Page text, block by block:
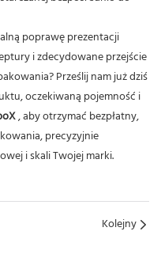
poprawę prezentacji
i zdecydowane przejście
Prześlij nam już dziś
oczekiwaną pojemność i
, aby otrzymać bezpłatny,
precyzyjnie
i skali Twojej marki.
Kolejny